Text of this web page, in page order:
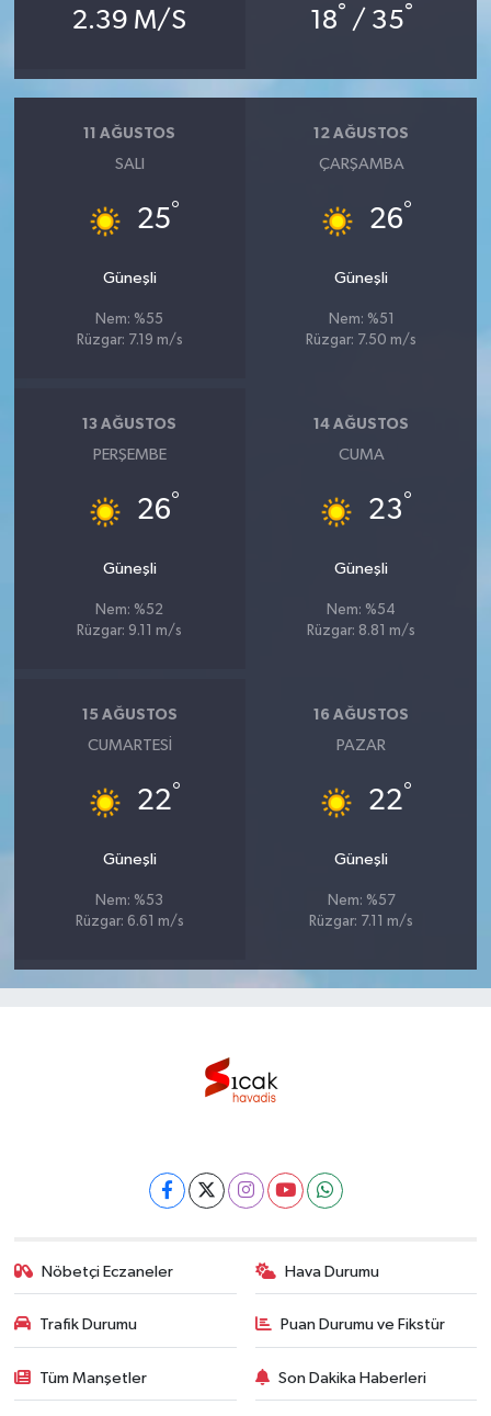
2.39 M/S 18° / 35°
11 AĞUSTOS
SALI
25°
Güneşli
Nem: %55
Rüzgar: 7.19 m/s
12 AĞUSTOS
ÇARŞAMBA
26°
Güneşli
Nem: %51
Rüzgar: 7.50 m/s
13 AĞUSTOS
PERŞEMBE
26°
Güneşli
Nem: %52
Rüzgar: 9.11 m/s
14 AĞUSTOS
CUMA
23°
Güneşli
Nem: %54
Rüzgar: 8.81 m/s
15 AĞUSTOS
CUMARTESI
22°
Güneşli
Nem: %53
Rüzgar: 6.61 m/s
16 AĞUSTOS
PAZAR
22°
Güneşli
Nem: %57
Rüzgar: 7.11 m/s
Nöbetçi Eczaneler Hava Durumu
Trafik Durumu Puan Durumu ve Fikstür
Tüm Manşetler Son Dakika Haberleri